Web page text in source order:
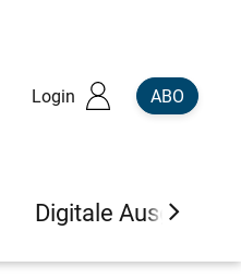
Login ABO
Digitale Ausgaben